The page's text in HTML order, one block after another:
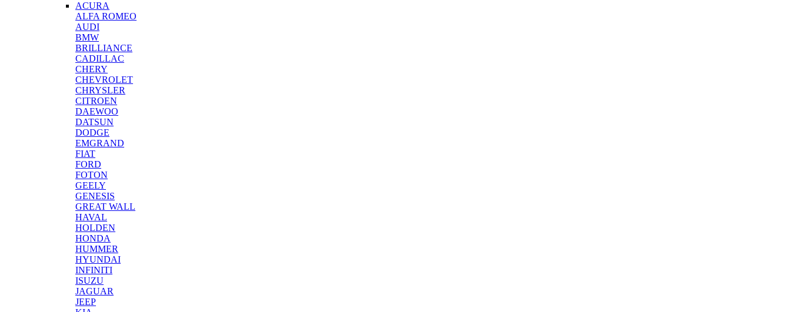
ACURA
ALFA ROMEO
AUDI
BMW
BRILLIANCE
CADILLAC
CHERY
CHEVROLET
CHRYSLER
CITROEN
DAEWOO
DATSUN
DODGE
EMGRAND
FIAT
FORD
FOTON
GEELY
GENESIS
GREAT WALL
HAVAL
HOLDEN
HONDA
HUMMER
HYUNDAI
INFINITI
ISUZU
JAGUAR
JEEP